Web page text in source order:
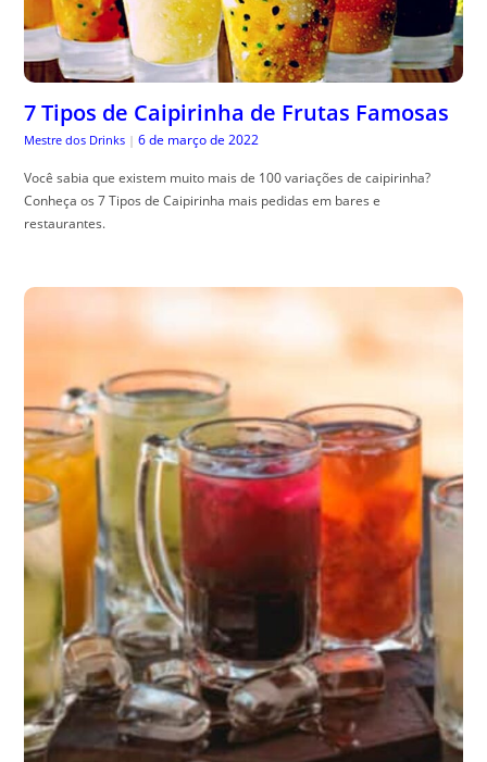
7 Tipos de Caipirinha de Frutas Famosas
Mestre dos Drinks | 6 de março de 2022
Você sabia que existem muito mais de 100 variações de caipirinha?
Conheça os 7 Tipos de Caipirinha mais pedidas em bares e
restaurantes.